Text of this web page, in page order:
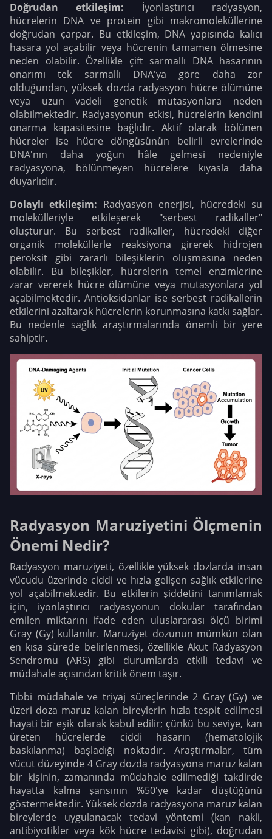
Doğrudan etkileşim: İyonlaştırıcı radyasyon,
hücrelerin DNA ve protein gibi makromoleküllerine
doğrudan çarpar. Bu etkileşim, DNA yapısında kalıcı
hasara yol açabilir veya hücrenin tamamen ölmesine
neden olabilir. Özellikle çift sarmallı DNA hasarının
onarımı tek sarmallı DNA'ya göre daha zor
olduğundan, yüksek dozda radyasyon hücre ölümüne
veya uzun vadeli genetik mutasyonlara neden
olabilmektedir. Radyasyonun etkisi, hücrelerin kendini
onarma kapasitesine bağlıdır. Aktif olarak bölünen
hücreler ise hücre döngüsünün belirli evrelerinde
DNA'nın daha yoğun hâle gelmesi nedeniyle
radyasyona, bölünmeyen hücrelere kıyasla daha
duyarlıdır.
Dolaylı etkileşim: Radyasyon enerjisi, hücredeki su
molekülleriyle etkileşerek "serbest radikaller"
oluşturur. Bu serbest radikaller, hücredeki diğer
organik moleküllerle reaksiyona girerek hidrojen
peroksit gibi zararlı bileşiklerin oluşmasına neden
olabilir. Bu bileşikler, hücrelerin temel enzimlerine
zarar vererek hücre ölümüne veya mutasyonlara yol
açabilmektedir. Antioksidanlar ise serbest radikallerin
etkilerini azaltarak hücrelerin korunmasına katkı sağlar.
Bu nedenle sağlık araştırmalarında önemli bir yere
sahiptir.
Radyasyon Maruziyetini Ölçmenin
Önemi Nedir?
Radyasyon maruziyeti, özellikle yüksek dozlarda insan
vücudu üzerinde ciddi ve hızla gelişen sağlık etkilerine
yol açabilmektedir. Bu etkilerin şiddetini tanımlamak
için, iyonlaştırıcı radyasyonun dokular tarafından
emilen miktarını ifade eden uluslararası ölçü birimi
Gray (Gy) kullanılır. Maruziyet dozunun mümkün olan
en kısa sürede belirlenmesi, özellikle Akut Radyasyon
Sendromu (ARS) gibi durumlarda etkili tedavi ve
müdahale açısından kritik önem taşır.
Tıbbi müdahale ve triyaj süreçlerinde 2 Gray (Gy) ve
üzeri doza maruz kalan bireylerin hızla tespit edilmesi
hayati bir eşik olarak kabul edilir; çünkü bu seviye, kan
üreten hücrelerde ciddi hasarın (hematolojik
baskılanma) başladığı noktadır. Araştırmalar, tüm
vücut düzeyinde 4 Gray dozda radyasyona maruz kalan
bir kişinin, zamanında müdahale edilmediği takdirde
hayatta kalma şansının %50'ye kadar düştüğünü
göstermektedir. Yüksek dozda radyasyona maruz kalan
bireylerde uygulanacak tedavi yöntemi (kan nakli,
antibiyotikler veya kök hücre tedavisi gibi), doğrudan